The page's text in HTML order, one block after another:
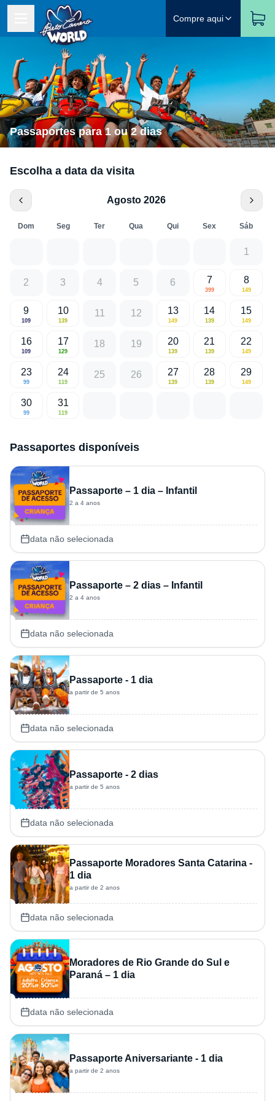
Compre aqui
Passaportes para 1 ou 2 dias
Escolha a data da visita
Agosto 2026
Dom Seg Ter Qua Qui Sex Sáb
1
2 3 4 5 6 7
399
8
149
9
109
10
139
11 12 13
149
14
139
15
149
16
109
17
129
18 19 20
139
21
139
22
149
23
99
24
119
25 26 27
139
28
139
29
149
30
99
31
119
Passaportes disponíveis
Passaporte – 1 dia – Infantil
2 a 4 anos
data não selecionada
Passaporte – 2 dias – Infantil
2 a 4 anos
data não selecionada
Passaporte - 1 dia
a partir de 5 anos
data não selecionada
Passaporte - 2 dias
a partir de 5 anos
data não selecionada
Passaporte Moradores Santa Catarina -
1 dia
a partir de 2 anos
data não selecionada
Moradores de Rio Grande do Sul e
Paraná – 1 dia
data não selecionada
Passaporte Aniversariante - 1 dia
a partir de 2 anos